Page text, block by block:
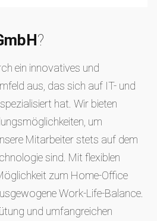
?
ein innovatives und
aus, das sich auf IT- und
hat. Wir bieten
um
Mitarbeiter stets auf dem
sind. Mit flexiblen
zum Home-Office
Work-Life-Balance.
und umfangreichen